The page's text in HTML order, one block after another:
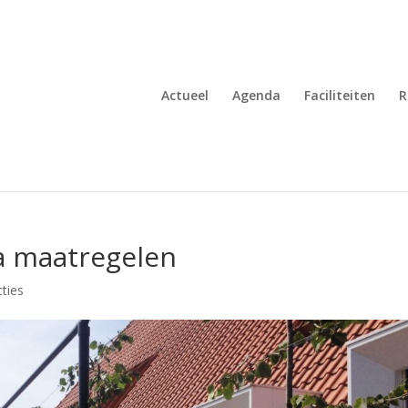
Actueel Agenda Faciliteiten
maatregelen